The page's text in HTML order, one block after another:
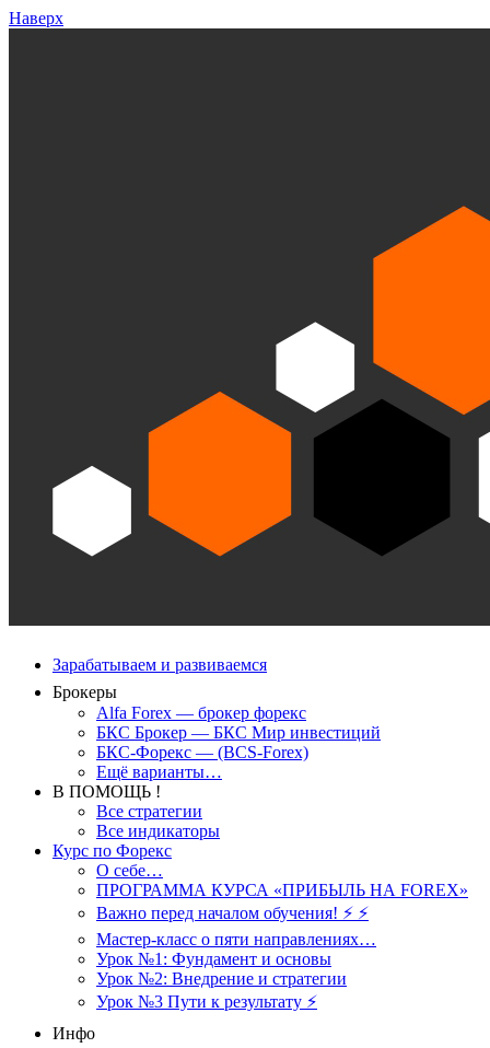
Наверх
Зарабатываем и развиваемся
Брокеры
Alfa Forex — брокер форекс
БКС Брокер — БКС Мир инвестиций
БКС-Форекс — (BCS-Forex)
Ещё варианты…
В ПОМОЩЬ !
Все стратегии
Все индикаторы
Курс по Форекс
О себе…
ПРОГРАММА КУРСА «ПРИБЫЛЬ НА FOREX»
Важно перед началом обучения! ⚡ ⚡
Мастер-класс о пяти направлениях…
Урок №1: Фундамент и основы
Урок №2: Внедрение и стратегии
Урок №3 Пути к результату ⚡️
Инфо